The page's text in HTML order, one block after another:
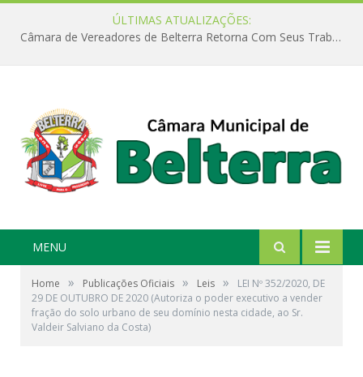
ÚLTIMAS ATUALIZAÇÕES:
Câmara de Vereadores de Belterra Retorna Com Seus Trabalhos Legislativos
MENU
Home » Publicações Oficiais » Leis »
LEI Nº 352/2020, DE
29 DE OUTUBRO DE 2020 (Autoriza o poder executivo a vender
fração do solo urbano de seu domínio nesta cidade, ao Sr.
Valdeir Salviano da Costa)